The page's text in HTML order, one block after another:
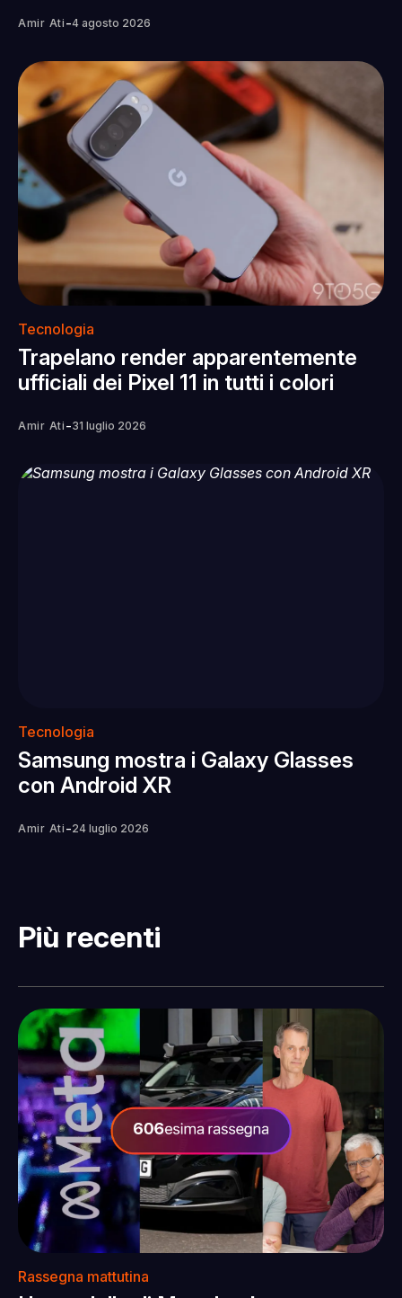
Amir Ati -4 agosto 2026
Tecnologia
Trapelano render apparentemente
ufficiali dei Pixel 11 in tutti i colori
Amir Ati -31 luglio 2026
Tecnologia
Samsung mostra i Galaxy Glasses
con Android XR
Amir Ati -24 luglio 2026
Più recenti
Rassegna mattutina